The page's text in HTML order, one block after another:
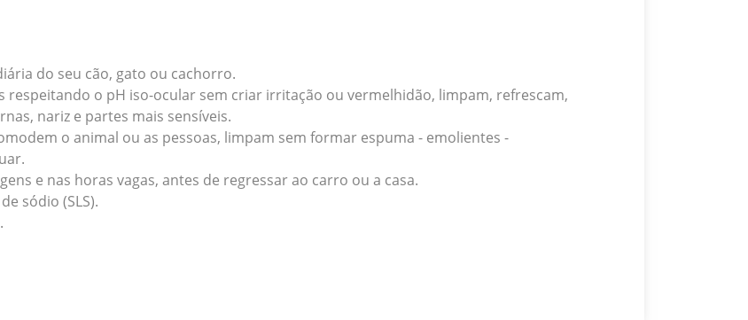
do seu cão, gato ou cachorro.
respeitando o pH iso-ocular sem criar irritação ou vermelhidão, limpam, refrescam,
nariz e partes mais sensíveis.
o animal ou as pessoas, limpam sem formar espuma - emolientes -
e nas horas vagas, antes de regressar ao carro ou a casa.
sódio (SLS).